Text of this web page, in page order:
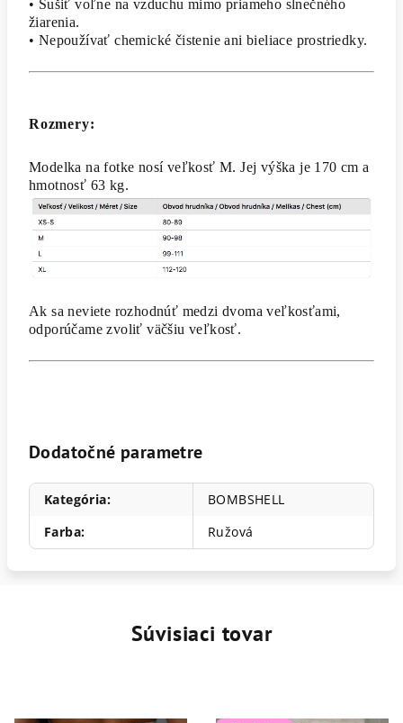
• Sušiť voľne na vzduchu mimo priameho slnečného
žiarenia.
• Nepoužívať chemické čistenie ani bieliace prostriedky.
Rozmery:
Modelka na fotke nosí veľkosť M. Jej výška je 170 cm a
hmotnosť 63 kg.
Ak sa neviete rozhodnúť medzi dvoma veľkosťami,
odporúčame zvoliť väčšiu veľkosť.
Dodatočné parametre
Kategória:
BOMBSHELL
Farba: Ružová
Súvisiaci tovar